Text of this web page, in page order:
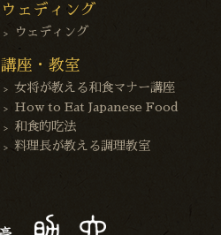
ウェディング
ウェディング
講座・教室
女将が教える和食マナー講座
How to Eat Japanese Food
和食的吃法
料理長が教える調理教室